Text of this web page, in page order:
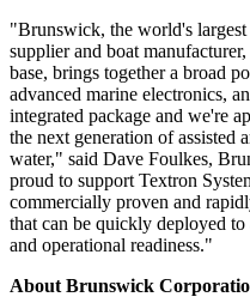
"Brunswick, the world's
supplier and boat
base, brings together a broad
advanced marine electronics,
integrated package and we're
the next generation of assisted
water," said Dave Foulkes,
proud to support Textron
commercially proven and
that can be quickly deployed
and operational readiness."
About Brunswick